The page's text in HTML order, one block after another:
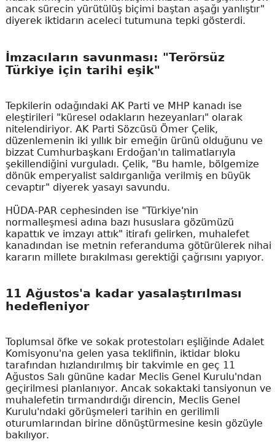
ancak sürecin yürütülüş biçimi baştan aşağı yanlıştır"
diyerek iktidarın aceleci tutumuna tepki gösterdi.
İmzacıların savunması: "Terörsüz
Türkiye için tarihi eşik"
Tepkilerin odağındaki AK Parti ve MHP kanadı ise
eleştirileri "küresel odakların hezeyanları" olarak
nitelendiriyor. AK Parti Sözcüsü Ömer Çelik,
düzenlemenin iki yıllık bir emeğin ürünü olduğunu ve
bizzat Cumhurbaşkanı Erdoğan'ın talimatlarıyla
şekillendiğini vurguladı. Çelik, "Bu hamle, bölgemize
dönük emperyalist saldırganlığa verilmiş en büyük
cevaptır" diyerek yasayı savundu.
HÜDA-PAR cephesinden ise "Türkiye'nin
normalleşmesi adına bazı hususlara gözümüzü
kapattık ve imzayı attık" itirafı gelirken, muhalefet
kanadından ise metnin referanduma götürülerek nihai
kararın millete bırakılması gerektiği çağrısını yapıyor.
11 Ağustos'a kadar yasalaştırılması
hedefleniyor
Toplumsal öfke ve sokak protestoları eşliğinde Adalet
Komisyonu'na gelen yasa teklifinin, iktidar bloku
tarafından hızlandırılmış bir takvimle en geç 11
Ağustos Salı gününe kadar Meclis Genel Kurulu'ndan
geçirilmesi planlanıyor. Ancak sokaktaki tansiyonun ve
muhalefetin tırmandırdığı direncin, Meclis Genel
Kurulu'ndaki görüşmeleri tarihin en gerilimli
oturumlarından birine dönüştürmesine kesin gözüyle
bakılıyor.